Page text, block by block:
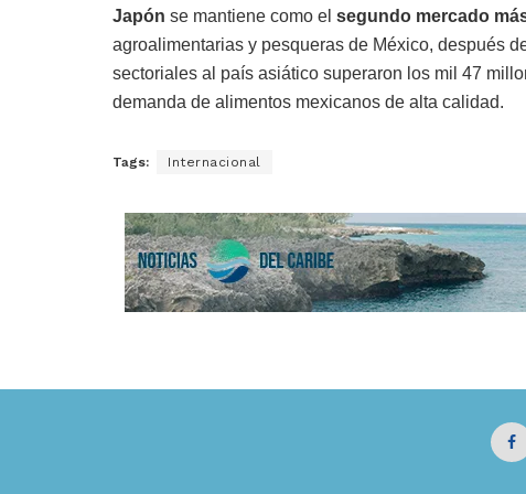
Japón se mantiene como el segundo mercado
agroalimentarias y pesqueras de México, después
sectoriales al país asiático superaron los mil 47
demanda de alimentos mexicanos de alta calidad.
Tags: Internacional